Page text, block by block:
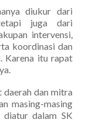
diukur dari
juga dari
intervensi,
koordinasi dan
Karena itu rapat
daerah dan mitra
masing-masing
dalam SK